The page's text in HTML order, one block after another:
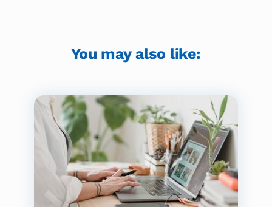
You may also like: